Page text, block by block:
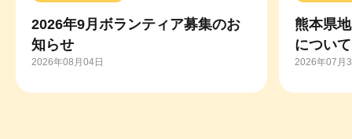
2026年9月ボランティア募集のお
知らせ
2026年08月04日
熊本県
について
2026年07月